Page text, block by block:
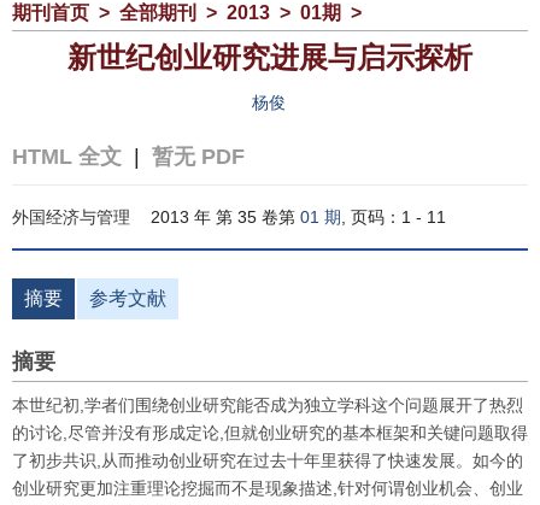
期刊首页 > 全部期刊 > 2013 > 01期 >
新世纪创业研究进展与启示探析
杨俊
HTML 全文 暂无 PDF
外国经济与管理 2013 年 第 35 卷第 01 期 , 页码：1 - 11
摘要 参考文献
摘要
本世纪初,学者们围绕创业研究能否成为独立学科这个问题展开了热烈
的讨论,尽管并没有形成定论,但就创业研究的基本框架和关键问题取得
了初步共识,从而推动创业研究在过去十年里获得了快速发展。如今的
创业研究更加注重理论挖掘而不是现象描述,针对何谓创业机会、创业